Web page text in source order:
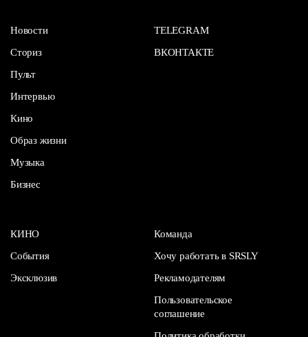
Новости
Сториз
Пульт
Интервью
Кино
Образ жизни
Музыка
Бизнес
TELEGRAM
ВКОНТАКТЕ
КИНО
События
Эксклюзив
Команда
Хочу работать в SRSLY
Рекламодателям
Пользовательское
соглашение